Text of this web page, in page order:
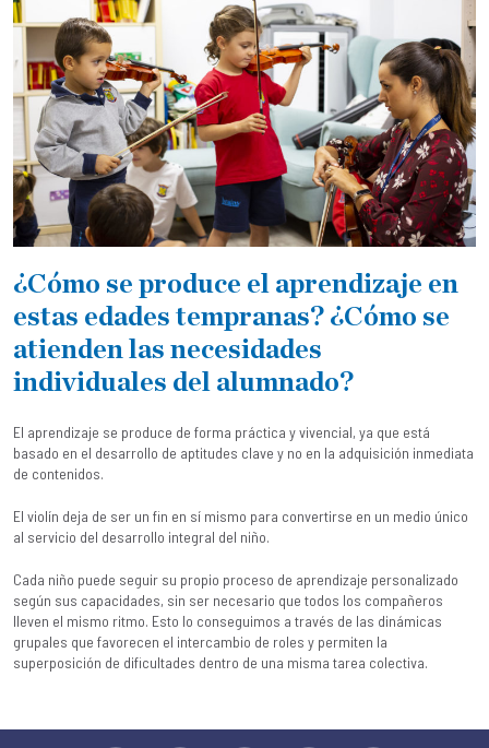
¿Cómo se produce el aprendizaje en
estas edades tempranas? ¿Cómo se
atienden las necesidades
individuales del alumnado?
El aprendizaje se produce de forma práctica y vivencial, ya que está
basado en el desarrollo de aptitudes clave y no en la adquisición inmediata
de contenidos.
El violín deja de ser un fin en sí mismo para convertirse en un medio único
al servicio del desarrollo integral del niño.
Cada niño puede seguir su propio proceso de aprendizaje personalizado
según sus capacidades, sin ser necesario que todos los compañeros
lleven el mismo ritmo. Esto lo conseguimos a través de las dinámicas
grupales que favorecen el intercambio de roles y permiten la
superposición de dificultades dentro de una misma tarea colectiva.